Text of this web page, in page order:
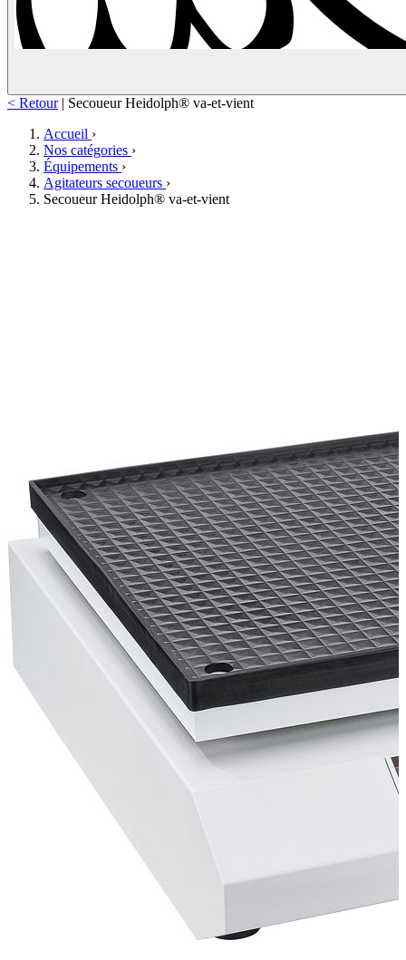
< Retour | Secoueur Heidolph® va-et-vient
Accueil ›
Nos catégories ›
Équipements ›
Agitateurs secoueurs ›
Secoueur Heidolph® va-et-vient